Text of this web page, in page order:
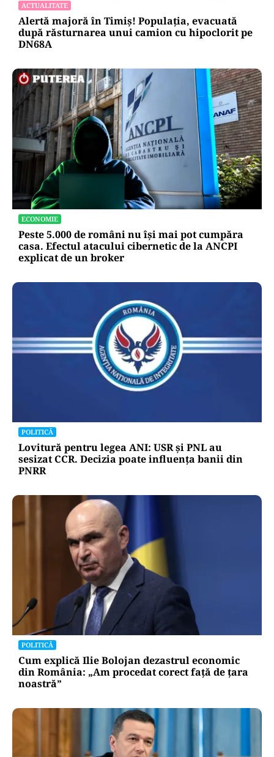
ACTUALITATE
Alertă majoră în Timiș! Populația, evacuată
după răsturnarea unui camion cu hipoclorit pe
DN68A
ECONOMIE
Peste 5.000 de români nu își mai pot cumpăra
casa. Efectul atacului cibernetic de la ANCPI
explicat de un broker
POLITICĂ
Lovitură pentru legea ANI: USR și PNL au
sesizat CCR. Decizia poate influența banii din
PNRR
POLITICĂ
Cum explică Ilie Bolojan dezastrul economic
din România: „Am procedat corect față de țara
noastră”